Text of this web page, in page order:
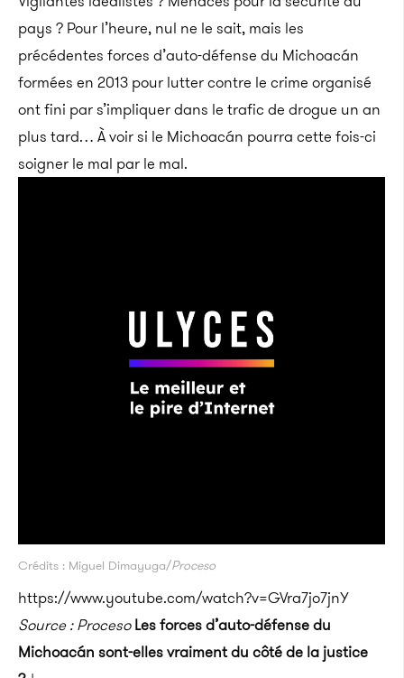
pays ? Pour l’heure, nul ne le sait, mais les
précédentes forces d’auto-défense du Michoacán
formées en 2013 pour lutter contre le crime organisé
ont fini par s’impliquer dans le trafic de drogue un an
plus tard… À voir si le Michoacán pourra cette fois-ci
soigner le mal par le mal.
Crédits : Miguel Dimayuga/Proceso
https://www.youtube.com/watch?v=GVra7jo7jnY
Source : Proceso Les forces d’auto-défense du
Michoacán sont-elles vraiment du côté de la justice